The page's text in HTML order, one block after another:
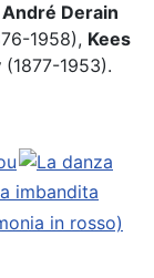
André Derain
1958), Kees
(1877-1953).